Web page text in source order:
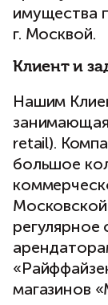
имущества
г. Москвой.
Клиент и
Нашим
retail).
большое
регулярное
магазинов